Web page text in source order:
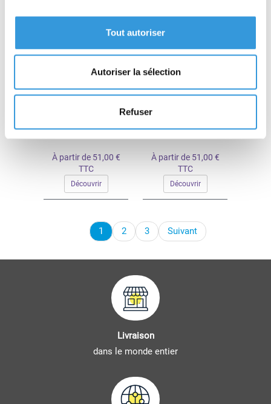
Tout autoriser
Autoriser la sélection
Refuser
À partir de 51,00 €
TTC
Découvrir
À partir de 51,00 €
TTC
Découvrir
1 2 3 Suivant
Livraison
dans le monde entier